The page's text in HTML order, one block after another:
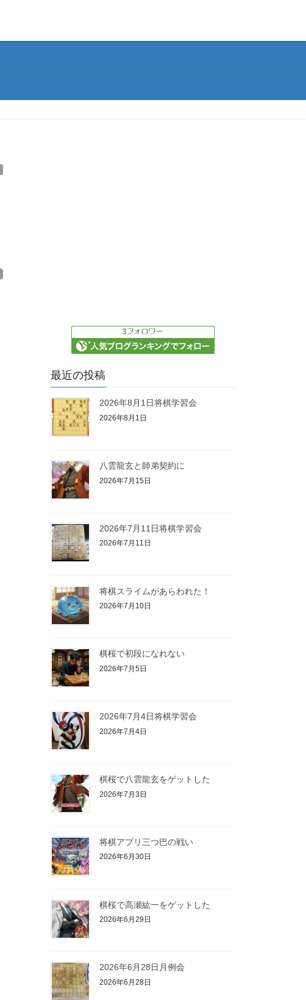
最近の投稿
2026年8月1日将棋学習会
2026年8月1日
八雲龍玄と師弟契約に
2026年7月15日
2026年7月11日将棋学習会
2026年7月11日
将棋スライムがあらわれた！
2026年7月10日
棋桜で初段になれない
2026年7月5日
2026年7月4日将棋学習会
2026年7月4日
棋桜で八雲龍玄をゲットした
2026年7月3日
将棋アプリ三つ巴の戦い
2026年6月30日
棋桜で高瀬紘一をゲットした
2026年6月29日
2026年6月28日月例会
2026年6月28日